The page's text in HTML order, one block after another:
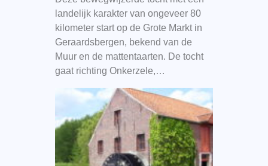
landelijk karakter van ongeveer 80
kilometer start op de Grote Markt in
Geraardsbergen, bekend van de
Muur en de mattentaarten. De tocht
gaat richting Onkerzele,…